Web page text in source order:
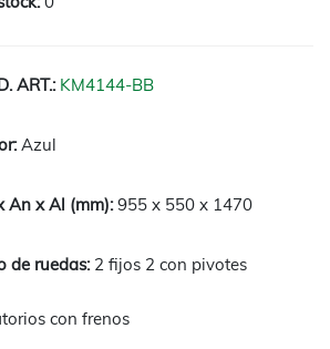
KM4144-BB
Azul
955 x 550 x 1470
2 fijos 2 con pivotes
con frenos